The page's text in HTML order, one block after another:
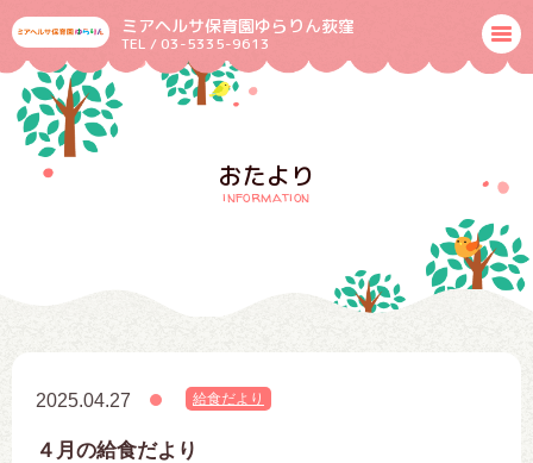
ミアヘルサ保育園ゆらりん荻窪
TEL / 03-5335-9613
おたより
information
2025.04.27 給食だより
４月の給食だより